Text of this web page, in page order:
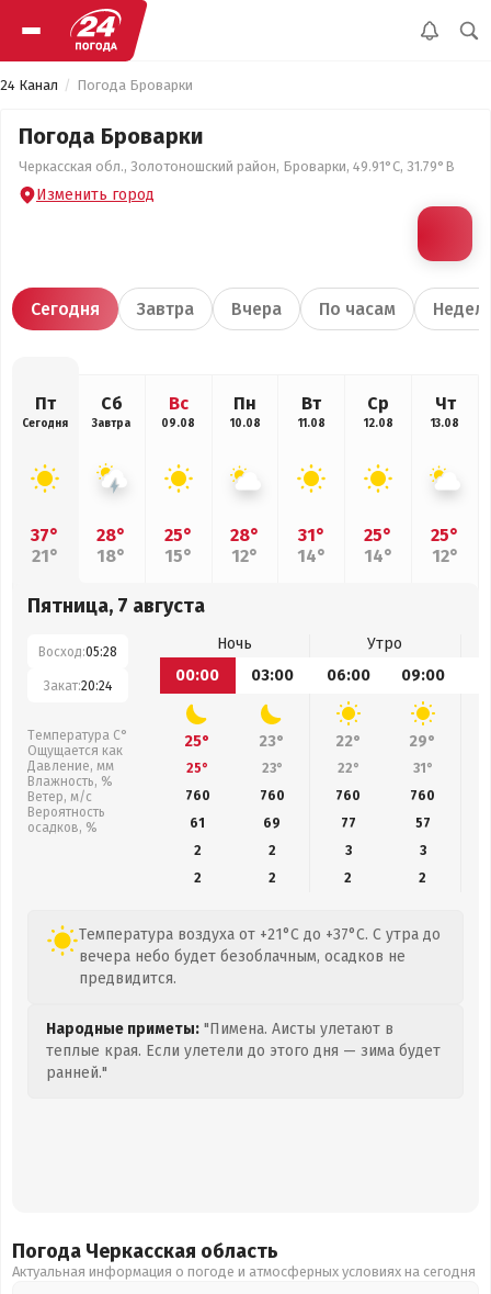
24 Канал Погода Броварки
Погода Броварки
Черкасская обл., Золотоношский район, Броварки, 49.91°С, 31.79°В
Изменить город
Сегодня Завтра Вчера По часам
Пт
Сегодня
37°
21°
Сб
Завтра
28°
18°
Вс
09.08
25°
15°
Пн
10.08
28°
12°
Вт
11.08
31°
14°
Ср
12.08
25°
14°
Чт
13.08
25°
12°
Пятница, 7 августа
Восход:05:28
Закат:20:24
Температура С°
Ощущается как
Давление, мм
Влажность, %
Ветер, м/с
Вероятность
осадков, %
Ночь
Утро
00:00
03:00 06:00 09:00
25° 23° 22° 29°
25° 23° 22° 31°
760
760 760 760
61
69 77 57
2
2 3
3
2
2 2 2
Температура воздуха от +21°C до +37°C. С утра до
вечера небо будет безоблачным, осадков не
предвидится.
Народные приметы: "Пимена. Аисты улетают в
теплые края. Если улетели до этого дня — зима будет
ранней."
Погода Черкасская область
Актуальная информация о погоде и атмосферных условиях на сегодня